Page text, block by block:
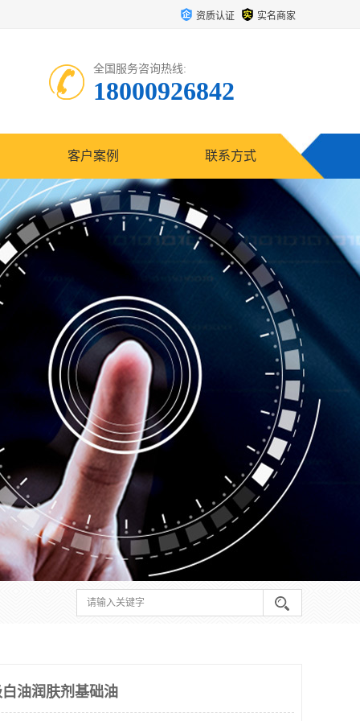
资质认证 实名商家
全国服务咨询热线:
18000926842
客户案例 联系方式
油润肤剂基础油